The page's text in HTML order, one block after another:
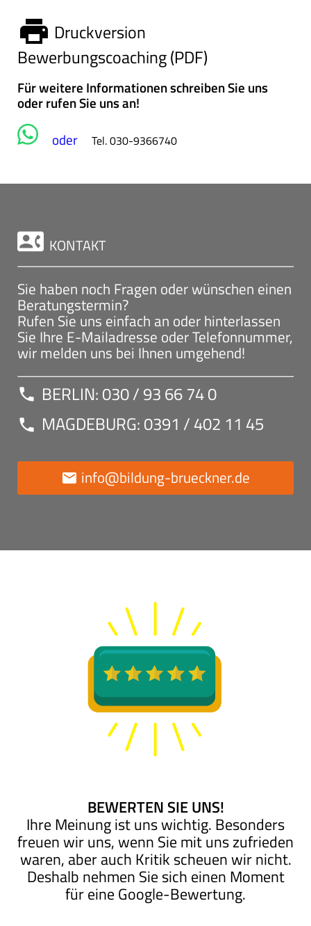
print Druckversion
Bewerbungscoaching (PDF)
Für weitere Informationen schreiben Sie uns
oder rufen Sie uns an!
oder
Tel. 030-9366740
contact_phone KONTAKT
Sie haben noch Fragen oder wünschen einen
Beratungstermin?
Rufen Sie uns einfach an oder hinterlassen
Sie Ihre E-Mailadresse oder Telefonnummer,
wir melden uns bei Ihnen umgehend!
call BERLIN: 030 / 93 66 74 0
call MAGDEBURG: 0391 / 402 11 45
email info@bildung-brueckner.de
BEWERTEN SIE UNS!
Ihre Meinung ist uns wichtig. Besonders
freuen wir uns, wenn Sie mit uns zufrieden
waren, aber auch Kritik scheuen wir nicht.
Deshalb nehmen Sie sich einen Moment
für eine Google-Bewertung.